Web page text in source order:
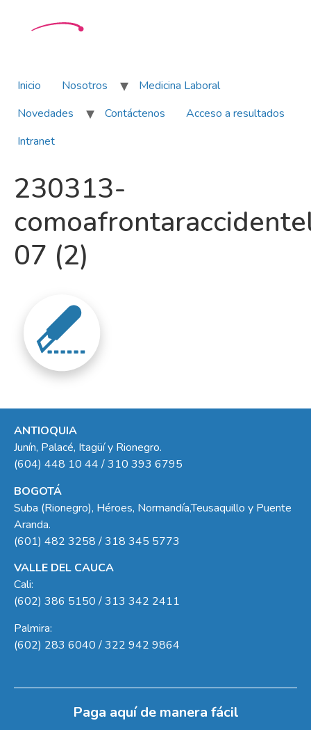
Inicio Nosotros
Medicina Laboral
Novedades
Contáctenos
Acceso a resultados
Intranet
230313-
07 (2)
ANTIOQUIA
Junín, Palacé, Itagüí y Rionegro.
(604) 448 10 44 / 310 393 6795
BOGOTÁ
Suba (Rionegro), Héroes, Normandía,Teusaquillo y Puente
Aranda.
(601) 482 3258 / 318 345 5773
VALLE DEL CAUCA
Cali:
(602) 386 5150 / 313 342 2411
Palmira:
(602) 283 6040 / 322 942 9864
Paga aquí de manera fácil